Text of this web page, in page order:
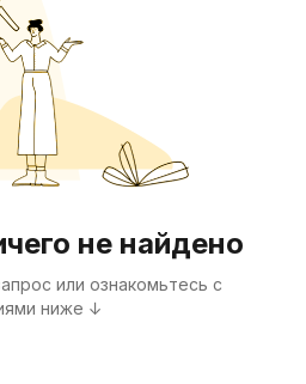
не найдено
или ознакомьтесь с
ниже ↓